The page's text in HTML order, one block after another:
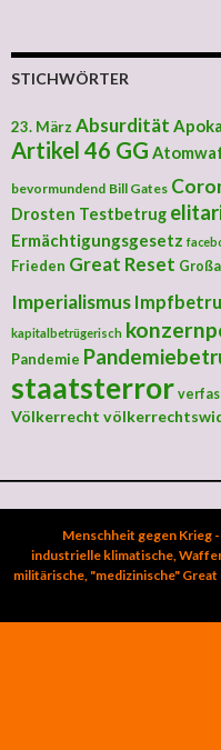
STICHWÖRTER
23. März Absurdität
Artikel 46 GG
bevormundend Bill Gates
Drosten Testbetrug
Ermächtigungsgesetz
Frieden Great Reset
Imperialismus
kapitalbetrügerisch
Pandemie
staatsterror
Völkerrecht
Menschheit gegen Krieg
industrielle klimatische,
militärische, "medizinische"